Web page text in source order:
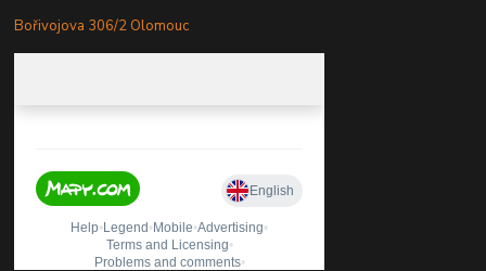
Bořivojova 306/2 Olomouc